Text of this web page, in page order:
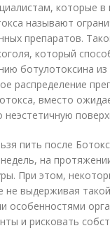
которые
называют
препаратов.
который
ботулотоксина
распределение
вместо
неэстетичную
пить после
на
При этом,
выдерживая
особенностями
и рисковать